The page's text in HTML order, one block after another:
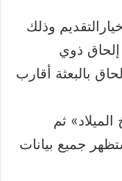
وذلك
ذوي
بالبعثة أقارب
ثم
جميع بيانات